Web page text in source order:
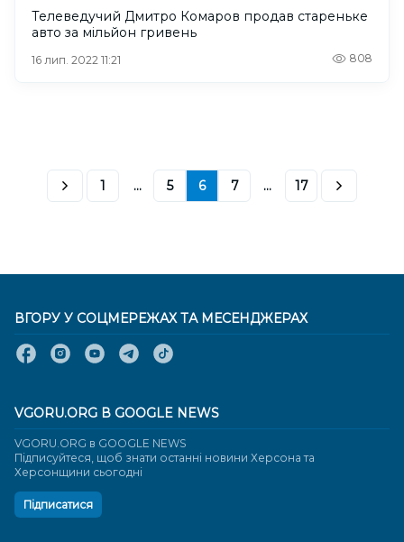
Телеведучий Дмитро Комаров продав стареньке
авто за мільйон гривень
16 лип. 2022 11:21 808
1 ... 5 6 7 ... 17
ВГОРУ У СОЦМЕРЕЖАХ ТА МЕСЕНДЖЕРАХ
VGORU.ORG В GOOGLE NEWS
VGORU.ORG в GOOGLE NEWS
Підписуйтеся, щоб знати останні новини Херсона та
Херсонщини сьогодні
Підписатися